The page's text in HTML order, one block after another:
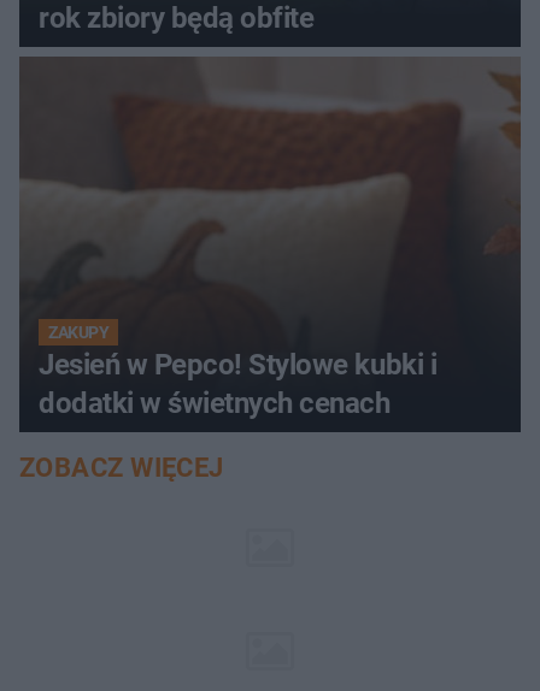
rok zbiory będą obfite
ZAKUPY
Jesień w Pepco! Stylowe kubki i
dodatki w świetnych cenach
ZOBACZ WIĘCEJ